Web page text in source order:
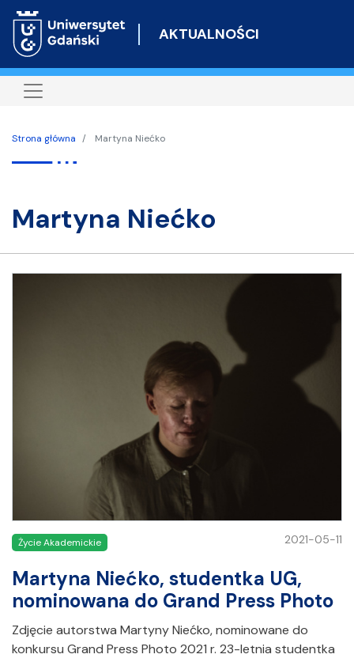
do
AKTUALNOŚCI
Strona główna Martyna Niećko
Martyna Niećko
Życie Akademickie 2021-05-11
Martyna Niećko, studentka UG,
nominowana do Grand Press Photo
Zdjęcie autorstwa Martyny Niećko, nominowane do
konkursu Grand Press Photo 2021 r. 23-letnia studentka